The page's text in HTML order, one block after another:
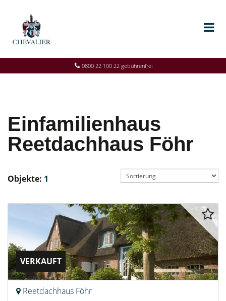
0800 22 100 22 gebührenfrei
Einfamilienhaus
Reetdachhaus Föhr
Objekte: 1
VERKAUFT
Reetdachhaus Föhr